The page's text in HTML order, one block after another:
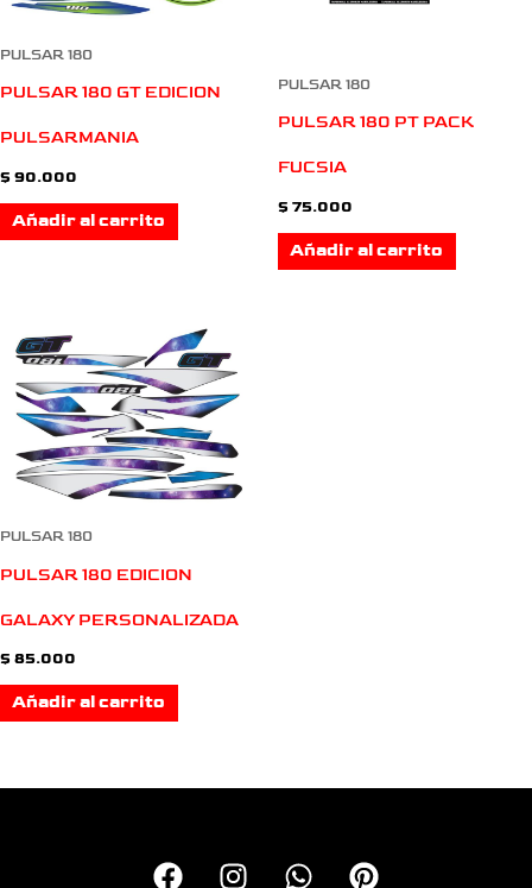
PULSAR 180
PULSAR 180 GT EDICION
PULSARMANIA
$ 90.000
Añadir al carrito
PULSAR 180
PULSAR 180 PT PACK
FUCSIA
$ 75.000
Añadir al carrito
PULSAR 180
PULSAR 180 EDICION
GALAXY PERSONALIZADA
$ 85.000
Añadir al carrito